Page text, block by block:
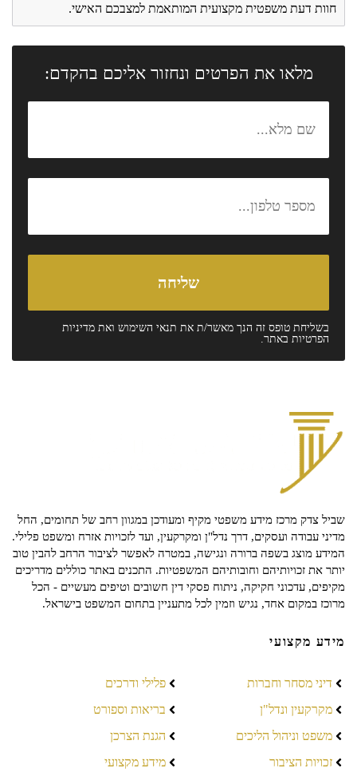
חוות דעת משפטית מקצועית המותאמת למצבכם האישי.
מלאו את הפרטים ונחזור אליכם בהקדם:
בשליחת טופס זה הנך מאשר/ת את תנאי השימוש ואת מדיניות
הפרטיות באתר.
שביל צדק מרכז מידע משפטי מקיף ומעודכן במגוון רחב של תחומים, החל
מדיני עבודה ועסקים, דרך נדל"ן ומקרקעין, ועד לזכויות אזרח ומשפט פלילי.
המידע מוצג בשפה ברורה ונגישה, במטרה לאפשר לציבור הרחב להבין טוב
יותר את זכויותיהם וחובותיהם המשפטיות. התכנים באתר כוללים מדריכים
מקיפים, עדכוני חקיקה, ניתוח פסקי דין חשובים וטיפים מעשיים - הכל
מרוכז במקום אחד, נגיש וזמין לכל מתעניין בתחום המשפט בישראל.
מידע מקצועי
דיני מסחר וחברות
מקרקעין ונדל"ן
משפט וניהול הליכים
זכויות הציבור
פלילי ודרכים
בריאות וספורט
הגנת הצרכן
מידע מקצועי